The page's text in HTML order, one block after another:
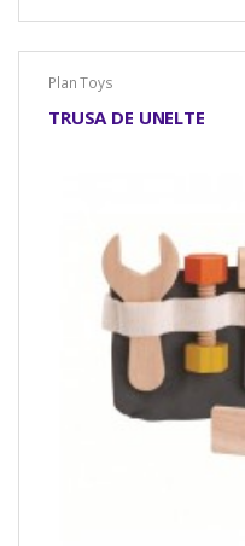
Plan Toys
TRUSA DE UNELTE